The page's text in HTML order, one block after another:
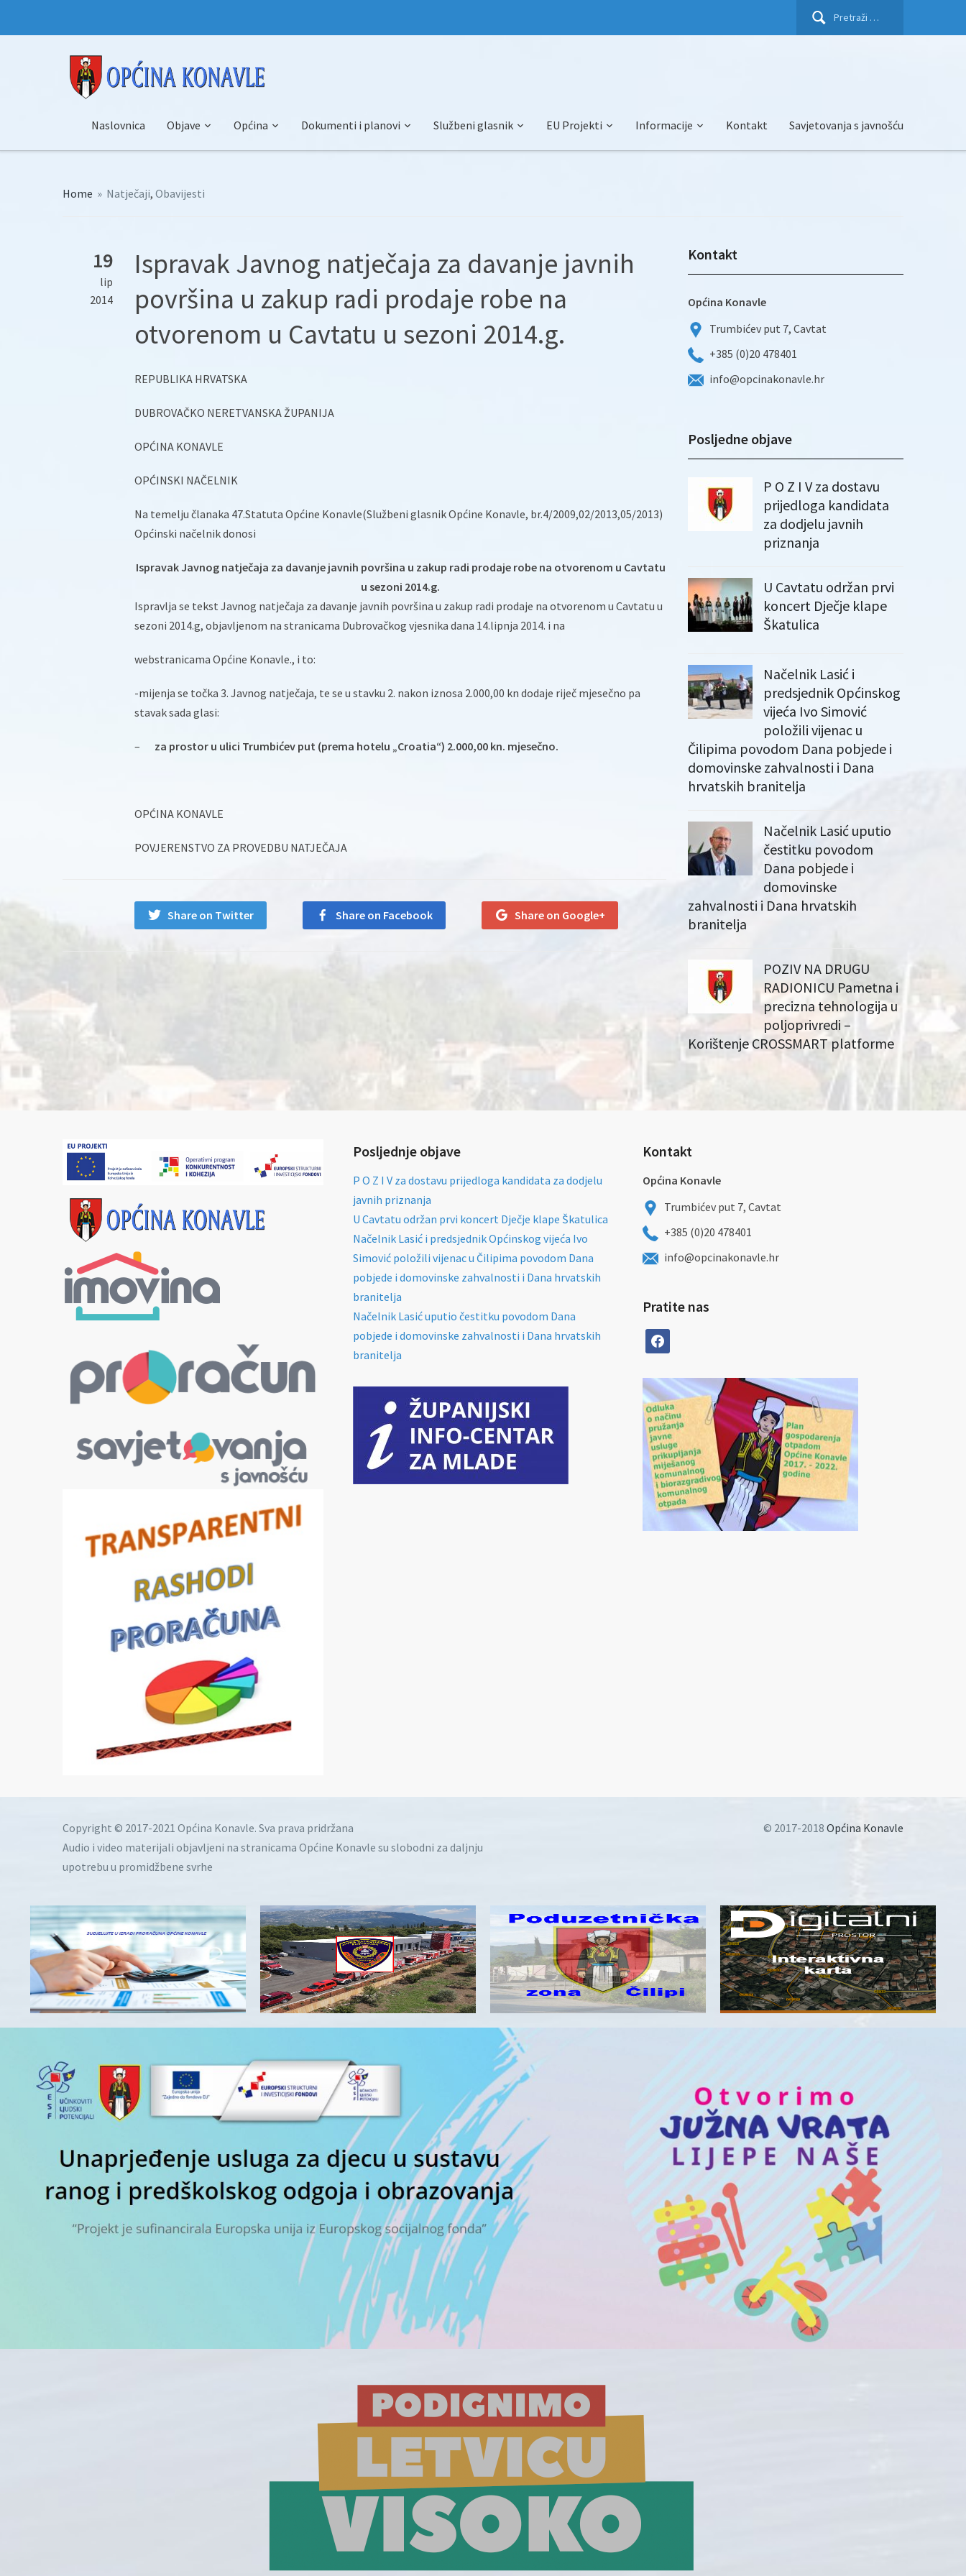
Pretraži:
Naslovnica Objave Općina Dokumenti i planovi Službeni glasnik EU Projekti Informacije Kontakt Savjetovanja s javnošću
Home » Natječaji, Obavijesti
19
lip
2014
Ispravak Javnog natječaja za davanje javnih
površina u zakup radi prodaje robe na
otvorenom u Cavtatu u sezoni 2014.g.
REPUBLIKA HRVATSKA
DUBROVAČKO NERETVANSKA ŽUPANIJA
OPĆINA KONAVLE
OPĆINSKI NAČELNIK
Na temelju članaka 47.Statuta Općine Konavle(Službeni glasnik Općine Konavle, br.4/2009,02/2013,05/2013)
Općinski načelnik donosi
Ispravak Javnog natječaja za davanje javnih površina u zakup radi prodaje robe na otvorenom u Cavtatu
u sezoni 2014.g.
Ispravlja se tekst Javnog natječaja za davanje javnih površina u zakup radi prodaje na otvorenom u Cavtatu u
sezoni 2014.g, objavljenom na stranicama Dubrovačkog vjesnika dana 14.lipnja 2014. i na
webstranicama Općine Konavle., i to:
-mijenja se točka 3. Javnog natječaja, te se u stavku 2. nakon iznosa 2.000,00 kn dodaje riječ mjesečno pa
stavak sada glasi:
– za prostor u ulici Trumbićev put (prema hotelu „Croatia“) 2.000,00 kn. mjesečno.
OPĆINA KONAVLE
POVJERENSTVO ZA PROVEDBU NATJEČAJA
Share on Twitter Share on Facebook Share on Google+
Kontakt
Općina Konavle
Trumbićev put 7, Cavtat
+385 (0)20 478401
info@opcinakonavle.hr
Posljedne objave
P O Z I V za dostavu
prijedloga kandidata
za dodjelu javnih
priznanja
U Cavtatu održan prvi
koncert Dječje klape
Škatulica
Načelnik Lasić i
predsjednik Općinskog
vijeća Ivo Simović
položili vijenac u
Čilipima povodom Dana pobjede i
domovinske zahvalnosti i Dana
hrvatskih branitelja
Načelnik Lasić uputio
čestitku povodom
Dana pobjede i
domovinske
zahvalnosti i Dana hrvatskih
branitelja
POZIV NA DRUGU
RADIONICU Pametna i
precizna tehnologija u
poljoprivredi –
Korištenje CROSSMART platforme
Posljednje objave
P O Z I V za dostavu prijedloga kandidata za dodjelu
javnih priznanja
U Cavtatu održan prvi koncert Dječje klape Škatulica
Načelnik Lasić i predsjednik Općinskog vijeća Ivo
Simović položili vijenac u Čilipima povodom Dana
pobjede i domovinske zahvalnosti i Dana hrvatskih
branitelja
Načelnik Lasić uputio čestitku povodom Dana
pobjede i domovinske zahvalnosti i Dana hrvatskih
branitelja
Kontakt
Općina Konavle
Trumbićev put 7, Cavtat
+385 (0)20 478401
info@opcinakonavle.hr
Pratite nas
facebook
Copyright © 2017-2021 Općina Konavle. Sva prava pridržana
Audio i video materijali objavljeni na stranicama Općine Konavle su slobodni za daljnju
upotrebu u promidžbene svrhe
© 2017-2018 Općina Konavle